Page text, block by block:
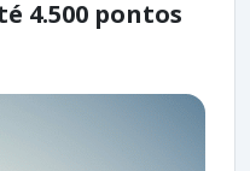
4.500 pontos